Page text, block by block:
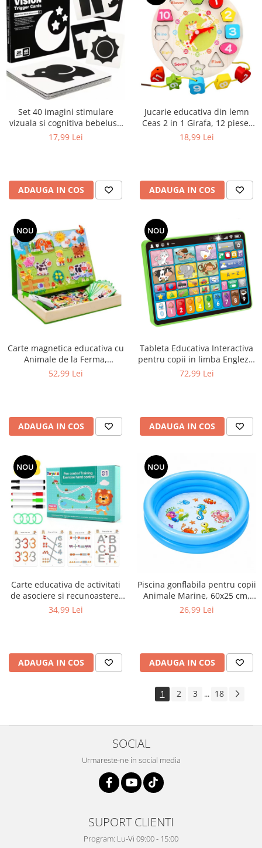
Set 40 imagini stimulare
vizuala si cognitiva bebelusi,
carduri alb-negru, 0-3 luni
17,99 Lei
ADAUGA IN COS
Jucarie educativa din lemn
Ceas 2 in 1 Girafa, 12 piese,
multicolor
18,99 Lei
ADAUGA IN COS
NOU
Carte magnetica educativa cu
Animale de la Ferma,
multicolor
52,99 Lei
ADAUGA IN COS
NOU
Tableta Educativa Interactiva
pentru copii in limba Engleza,
Franceza si Spaniola, verde
72,99 Lei
ADAUGA IN COS
NOU
Carte educativa de activitati
de asociere si recunoastere,
reutilizabila, Leu, 64 pagini
34,99 Lei
ADAUGA IN COS
NOU
Piscina gonflabila pentru copii
Animale Marine, 60x25 cm,
albastru
26,99 Lei
ADAUGA IN COS
1 2 3 ... 18
SOCIAL
Urmareste-ne in social media
SUPORT CLIENTI
Program: Lu-Vi 09:00 - 15:00